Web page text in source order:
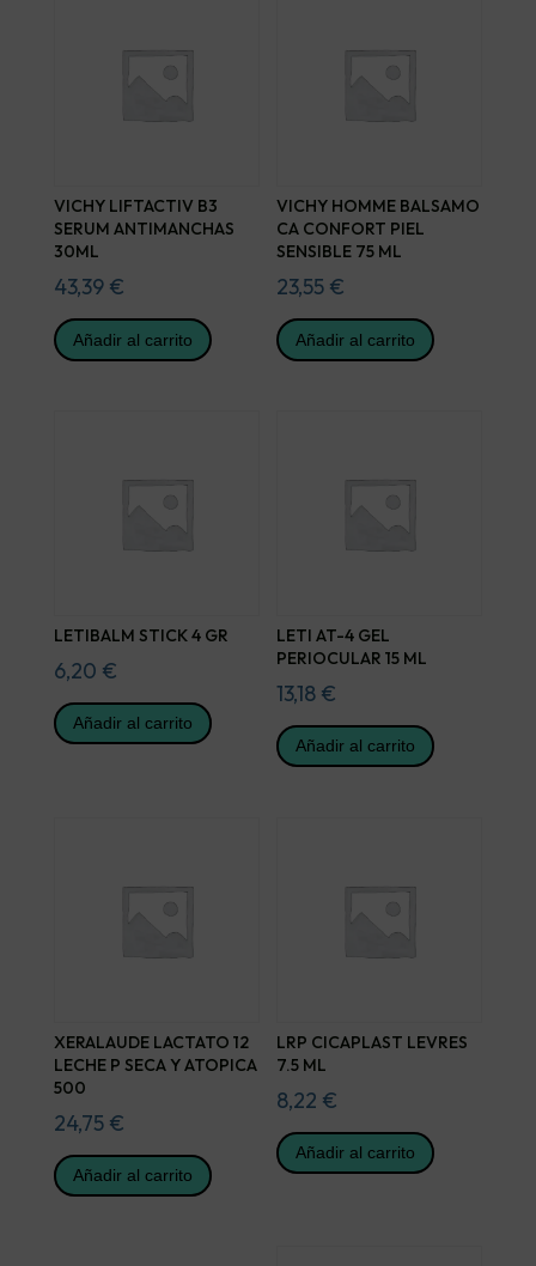
VICHY LIFTACTIV B3
SERUM ANTIMANCHAS
30ML
43,39 €
Añadir al carrito
VICHY HOMME BALSAMO
CA CONFORT PIEL
SENSIBLE 75 ML
23,55 €
Añadir al carrito
LETIBALM STICK 4 GR
6,20 €
Añadir al carrito
LETI AT-4 GEL
PERIOCULAR 15 ML
13,18 €
Añadir al carrito
XERALAUDE LACTATO 12
LECHE P SECA Y ATOPICA
500
24,75 €
Añadir al carrito
LRP CICAPLAST LEVRES
7.5 ML
8,22 €
Añadir al carrito